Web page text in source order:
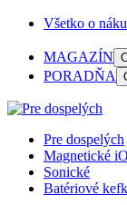
Všetko o
MAGAZÍN
PORADŇA
Pre dospelých
Magnetické iO
Sonické
Batériové